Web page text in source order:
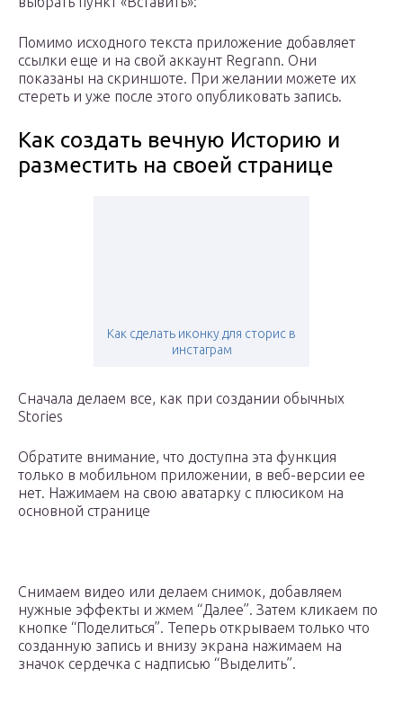
Помимо исходного текста приложение добавляет
ссылки еще и на свой аккаунт Regrann. Они
показаны на скриншоте. При желании можете их
стереть и уже после этого опубликовать запись.
Как создать вечную Историю и
разместить на своей странице
Как сделать иконку для сторис в
инстаграм
Сначала делаем все, как при создании обычных
Stories
Обратите внимание, что доступна эта функция
только в мобильном приложении, в веб-версии ее
нет. Нажимаем на свою аватарку с плюсиком на
основной странице
Снимаем видео или делаем снимок, добавляем
нужные эффекты и жмем “Далее”. Затем кликаем по
кнопке “Поделиться”. Теперь открываем только что
созданную запись и внизу экрана нажимаем на
значок сердечка с надписью “Выделить”.